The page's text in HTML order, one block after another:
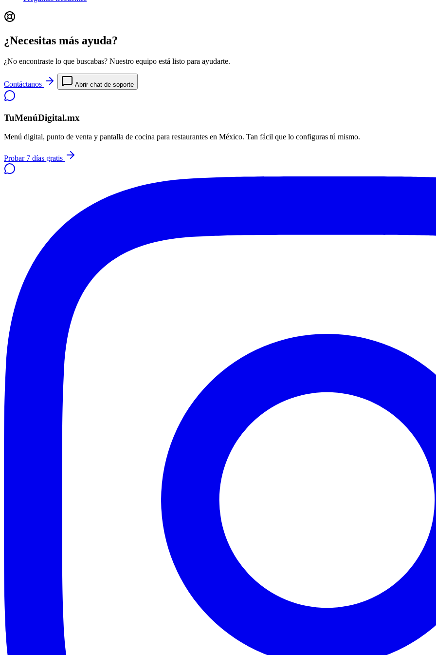
¿Necesitas más ayuda?
¿No encontraste lo que buscabas? Nuestro equipo está listo para ayudarte.
Contáctanos Abrir chat de soporte
TuMenúDigital.mx
Menú digital, punto de venta y pantalla de cocina para restaurantes en México. Tan fácil que lo configuras tú mismo.
Probar 7 días gratis